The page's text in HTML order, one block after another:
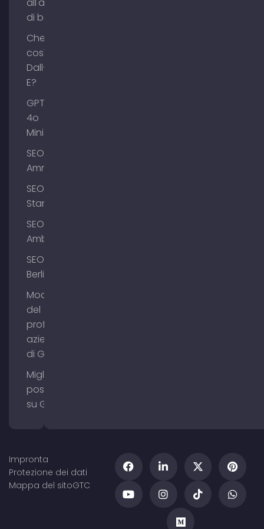
di backlink
Che
cos'è
Dall-
E?
GPT-
4o
Mini
SEO
Ammersee
SEO
Starnberg
SEO
Amburgo
SEO
Berlino
Modifica
del
profilo
aziendale
di Google
Migliorare il
posizionamento
su Google Maps
Impronta
Protezione dei dati
Mappa del sitoGTC